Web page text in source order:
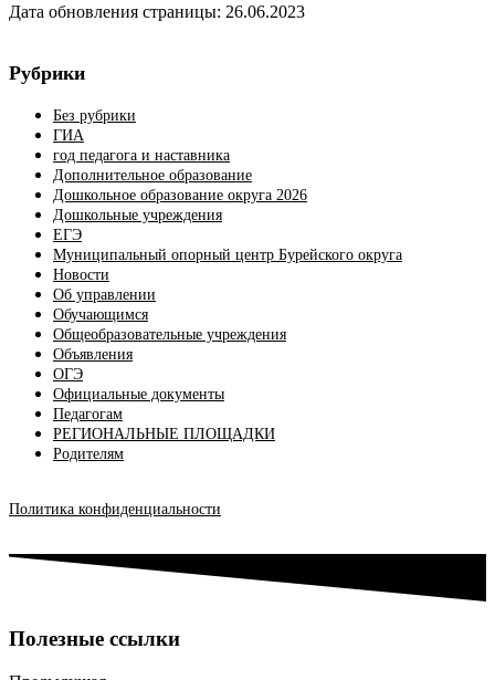
Дата обновления страницы: 26.06.2023
Рубрики
Без рубрики
ГИА
год педагога и наставника
Дополнительное образование
Дошкольное образование округа 2026
Дошкольные учреждения
ЕГЭ
Муниципальный опорный центр Бурейского округа
Новости
Об управлении
Обучающимся
Общеобразовательные учреждения
Объявления
ОГЭ
Официальные документы
Педагогам
РЕГИОНАЛЬНЫЕ ПЛОЩАДКИ
Родителям
Политика конфиденциальности
Полезные ссылки